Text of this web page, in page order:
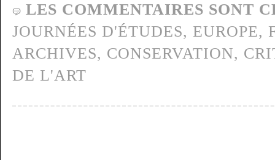
LES COMMENTAIRES SONT
JOURNÉES D'ÉTUDES, EUROPE,
ARCHIVES, CONSERVATION,
DE L'ART